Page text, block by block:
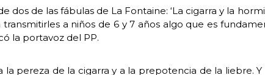
de las fábulas de La Fontaine: ‘La cigarra y la
a niños de 6 y 7 años algo que es
la portavoz del PP.
pereza de la cigarra y a la prepotencia de la liebre.